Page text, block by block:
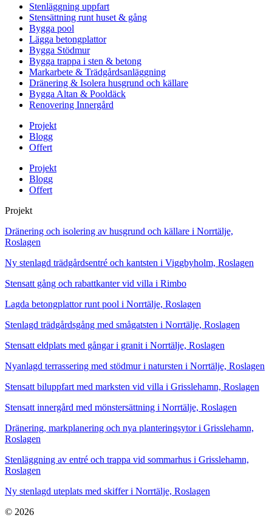
Stenläggning uppfart
Stensättning runt huset & gång
Bygga pool
Lägga betongplattor
Bygga Stödmur
Bygga trappa i sten & betong
Markarbete & Trädgårdsanläggning
Dränering & Isolera husgrund och källare
Bygga Altan & Pooldäck
Renovering Innergård
Projekt
Blogg
Offert
Projekt
Blogg
Offert
Projekt
Dränering och isolering av husgrund och källare i Norrtälje,
Roslagen
Ny stenlagd trädgårdsentré och kantsten i Viggbyholm, Roslagen
Stensatt gång och rabattkanter vid villa i Rimbo
Lagda betongplattor runt pool i Norrtälje, Roslagen
Stenlagd trädgårdsgång med smågatsten i Norrtälje, Roslagen
Stensatt eldplats med gångar i granit i Norrtälje, Roslagen
Nyanlagd terrassering med stödmur i natursten i Norrtälje, Roslagen
Stensatt biluppfart med marksten vid villa i Grisslehamn, Roslagen
Stensatt innergård med mönstersättning i Norrtälje, Roslagen
Dränering, markplanering och nya planteringsytor i Grisslehamn,
Roslagen
Stenläggning av entré och trappa vid sommarhus i Grisslehamn,
Roslagen
Ny stenlagd uteplats med skiffer i Norrtälje, Roslagen
© 2026